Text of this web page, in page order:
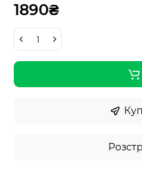
1890₴